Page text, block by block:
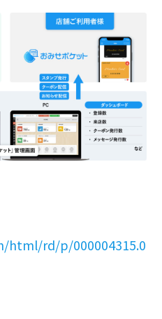
rd/p/000004315.0